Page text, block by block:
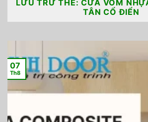
LƯU TRỮ THẺ:CỬA VÒM
TÂN CỔ ĐIỂN
07
Th8